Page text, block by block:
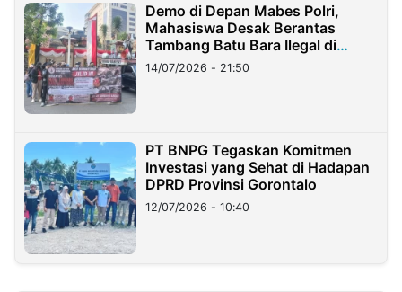
Demo di Depan Mabes Polri,
Mahasiswa Desak Berantas
Tambang Batu Bara Ilegal di
Lampung
14/07/2026 - 21:50
PT BNPG Tegaskan Komitmen
Investasi yang Sehat di Hadapan
DPRD Provinsi Gorontalo
12/07/2026 - 10:40